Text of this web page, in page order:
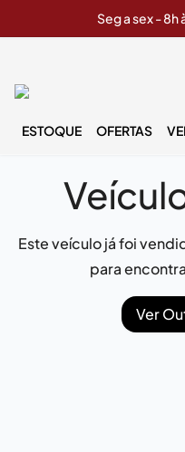
Seg a sex - 8h
ESTOQUE OFERTAS
Este veículo já foi
para
Ver